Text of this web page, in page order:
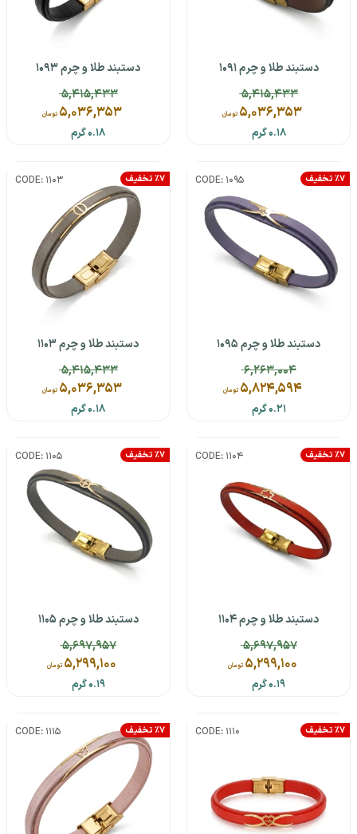
دستبند طلا و چرم 1091
5,415,433
5,036,353 تومان
0.18 گرم
دستبند طلا و چرم 1093
5,415,433
5,036,353 تومان
0.18 گرم
٪7 تخفیف CODE: 1095
دستبند طلا و چرم 1095
6,263,004
5,824,594 تومان
0.21 گرم
٪7 تخفیف CODE: 1103
دستبند طلا و چرم 1103
5,415,433
5,036,353 تومان
0.18 گرم
٪7 تخفیف CODE: 1104
دستبند طلا و چرم 1104
5,697,957
5,299,100 تومان
0.19 گرم
٪7 تخفیف CODE: 1105
دستبند طلا و چرم 1105
5,697,957
5,299,100 تومان
0.19 گرم
٪7 تخفیف CODE: 1110 ٪7 تخفیف CODE: 1115